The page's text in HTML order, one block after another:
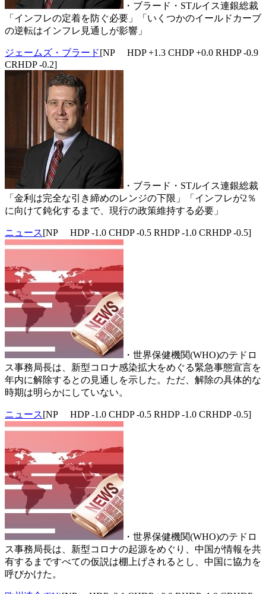
・ブラード・STルイス連銀総裁
「インフレの定着を防ぐ必要」「いくつかのイールドカーブ
の逆転はインフレ見通しが影響」
ジェームズ・ブラード[NP HDP +1.3 CHDP +0.0 RHDP -0.9
CRHDP -0.2]
・ブラード・STルイス連銀総裁
「金利は完全な引き締めのレンジの下限」「インフレが2％
に向けて鈍化するまで、現行の政策維持する必要」
ニュース[NP HDP -1.0 CHDP -0.5 RHDP -1.0 CRHDP -0.5]
・世界保健機関(WHO)のテドロ
ス事務局長は、新型コロナ感染拡大をめぐる緊急事態宣言を
年内に解除するとの見通しを示した。ただ、解除の具体的な
時期は明らかにしていない。
ニュース[NP HDP -1.0 CHDP -0.5 RHDP -1.0 CRHDP -0.5]
・世界保健機関(WHO)のテドロ
ス事務局長は、新型コロナの起源をめぐり、中国が情報を共
有するまですべての仮説は棚上げされるとし、中国に協力を
呼びかけた。